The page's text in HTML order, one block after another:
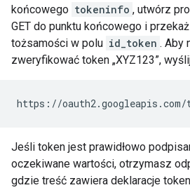
końcowego tokeninfo , utwórz
GET do punktu końcowego i
tożsamości w polu id_token . Aby
zweryfikować token „XYZ123”,
https://oauth2.googleapis.com/
Jeśli token jest prawidłowo
oczekiwane wartości, otrzymasz
gdzie treść zawiera deklaracje